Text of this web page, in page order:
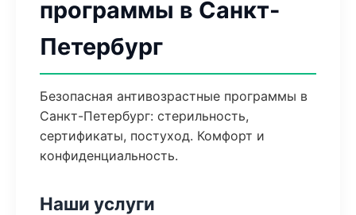
программы в Санкт-
Петербург
Безопасная антивозрастные программы в
Санкт-Петербург: стерильность,
сертификаты, постуход. Комфорт и
конфиденциальность.
Наши услуги